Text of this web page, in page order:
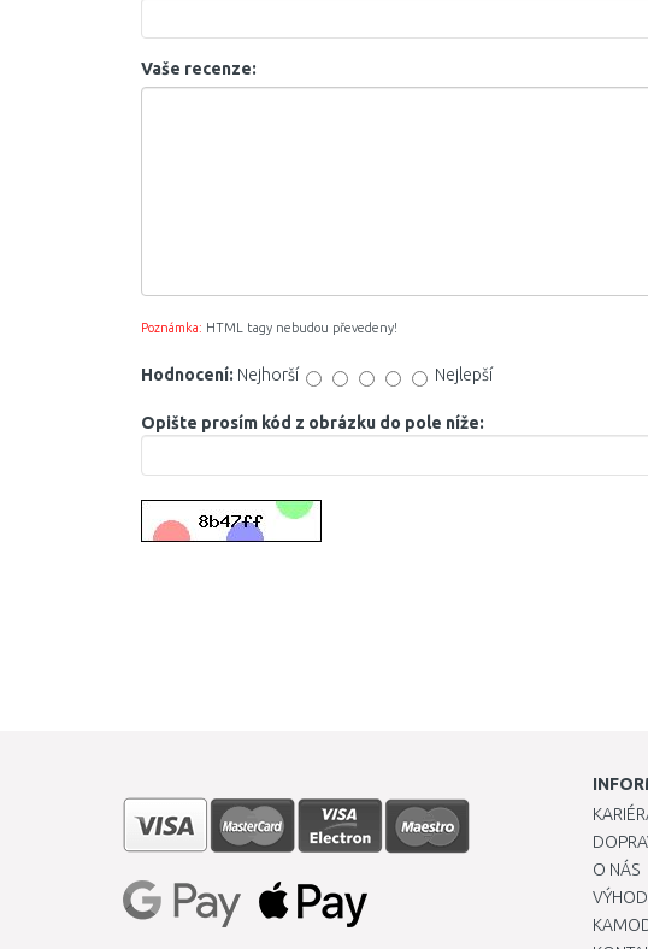
Vaše recenze:
Poznámka: HTML tagy nebudou převedeny!
Hodnocení: Nejhorší Nejlepší
Opište prosím kód z obrázku do pole níže:
O NÁS